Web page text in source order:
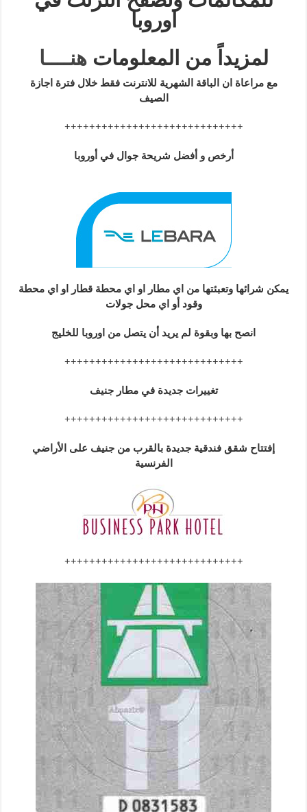
اوروبا
لمزيداً من المعلوماتهنــــا
مع مراعاة ان الباقة الشهرية للانترنت فقط خلال فترة اجازة
الصيف
+++++++++++++++++++++++++++++
أرخص و أفضل شريحة جوال في أوروبا
يمكن شرائها وتعبئتها من اي مطار او اي محطة قطار او اي محطة
وقود أو اي محل جولات
انصح بها وبقوة لم يريد أن يتصل من اوروبا للخليج
+++++++++++++++++++++++++++++
تغييرات جديدة في مطار جنيف
+++++++++++++++++++++++++++++
إفتتاح شقق فندقية جديدة بالقرب من جنيف على الأراضي
الفرنسية
+++++++++++++++++++++++++++++